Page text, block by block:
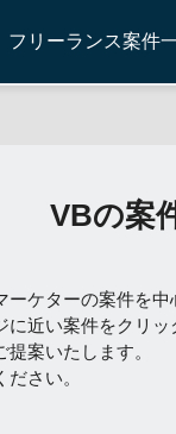
フリーランス案件
VBの案
ケターの案件を中
近い案件をクリッ
案いたします。
さい。